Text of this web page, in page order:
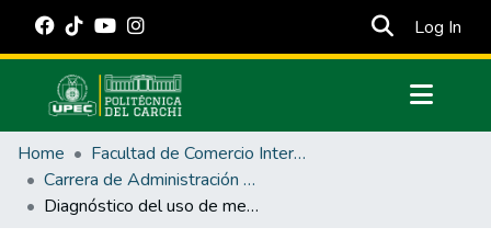
Log In
Communities & Collections
All of DSpace
Statistics
Home
Facultad de Comercio Internacional, Integración, Administración y Economía Empresarial
Carrera de Administración Pública
Diagnóstico del uso de medios digitales implementados para la Administración Pública Electrónica en los GAD’s parroquiales de Julio Andrade, Tufiño y Mariscal Sucre, en el período 2018-2020.